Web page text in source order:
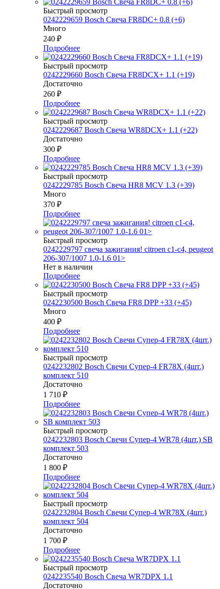
Быстрый просмотр
0242229659 Bosch Свеча FR8DC+ 0.8 (+6)
Много
240 ₽
Подробнее
Быстрый просмотр
0242229660 Bosch Свеча FR8DCX+ 1.1 (+19)
Достаточно
260 ₽
Подробнее
Быстрый просмотр
0242229687 Bosch Свеча WR8DCX+ 1.1 (+22)
Достаточно
300 ₽
Подробнее
Быстрый просмотр
0242229785 Bosch Свеча HR8 MCV 1.3 (+39)
Много
370 ₽
Подробнее
Быстрый просмотр
0242229797 свеча зажигания! citroen c1-c4, peugeot
206-307/1007 1.0-1.6 01>
Нет в наличии
Подробнее
Быстрый просмотр
0242230500 Bosch Свеча FR8 DPP +33 (+45)
Много
400 ₽
Подробнее
Быстрый просмотр
0242232802 Bosch Свечи Супер-4 FR78Х (4шт.)
комплект 510
Достаточно
1 710 ₽
Подробнее
Быстрый просмотр
0242232803 Bosch Свечи Супер-4 WR78 (4шт.) SB
комплект 503
Достаточно
1 800 ₽
Подробнее
Быстрый просмотр
0242232804 Bosch Свечи Супер-4 WR78Х (4шт.)
комплект 504
Достаточно
1 700 ₽
Подробнее
Быстрый просмотр
0242235540 Bosch Свеча WR7DPX 1.1
Достаточно